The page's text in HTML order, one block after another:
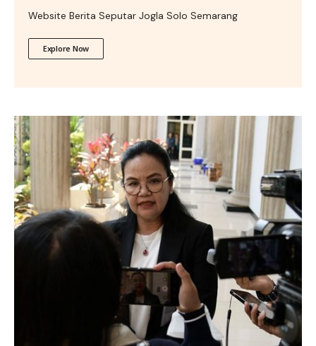
Website Berita Seputar Jogla Solo Semarang
Explore Now